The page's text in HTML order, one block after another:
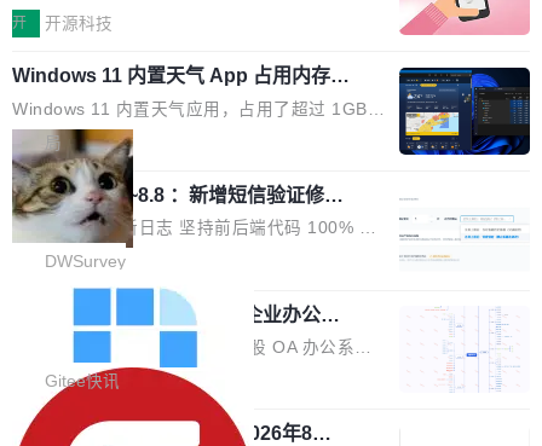
027 年初发布。 这个节点很微妙。Anthropic 刚
在 5 月发布了 Mythos 5...
Netty 之上，真正自研的 Java 实现几乎没有。
级 Java 网络应用框架，核心基于 JDK 原生 NI
O 构建 Reactor 多路复用模型，不依赖 Netty、
Tomcat 等任何第三方网络库。其 HTTP/2 协议
栈从 HPACK、Huffman 到 ALPN 均为自主实
现，在基准测试中与 Un...
项目展在北京中关村举办。本次活动由星连资
业、学术、投资人士，集中展出近百项覆盖AI芯
片、算力、模型、应用全链条创新项目，聚焦AI
技术产业化落地与资本对接，呈现当前国内AI前
沿技术突破与商业化最新进展。 活动围绕AI学术
研究与产业落地融合展开多维度研讨。星连资本
创始合伙人张鸣晨表示，AI产业化是长期产融结
合过程，早期优质技术项目需持续资本与产业资
者、产业专家、投资人围绕AI前沿技术瓶颈、行
业固有认知重构等议题展开跨界对话，聚焦行业
真实痛点与突破方向...
开 开源科技
Windows 11 内置天气 App 占用内存超
过 1GB
Windows 11 内置天气应用，占用了超过 1GB
内存。 Notebookcheck 的测试发现这个数字
时，反复确认了多次。不是 100MB，不是 500
MB，是 1 个 G。一个显示天气的应用。 Windo
ws 内置应用臃肿早就是老话题了，但一款天气
应用占用内存就超过 1G 还是过于离谱——问题
个嵌在 Edge WebView 里的网页。它不是一个
「应用」，它是一个运行在浏览器引擎里的网
页，外面套了一层 Windows 的壳。 WebView2
本身就是个内存大户。它加载了完整的 Edge 渲
染引擎，包括 JavaScript 引擎...
局
调问更新7.26~8.8 ：新增短信验证修
改，考试能力升级
DWSurvey 更新日志 坚持前后端代码 100% 开
源助力企业建设自主可控的问卷调研系统 官网地
址www.diaowen.net ➔ 源码下载Gitee 仓库 ➔
本次更新新增短信验证修改已答问卷功能，提升
答卷安全性；同时升级考试能力，完善填空题判
分、防切屏等功能体验，并优化多项产品细节，
提升整体使用体验。 新增功能 01. 新增验证手
机号后查看、修改已答问卷功能 02. 新增填空题
DWSurvey
勾股 OA v6.0.2 已经发布，企业办公系
勾股 OA v6.0.2 已经发布。 勾股 OA 办公系统
是一款简单实用的开源的企业办公系统。系统集
成了系统设置、附件管理、人事管理、行政管
理、消息管理、资产管理、企业公告、知识网
Gitee快讯
942亿赛道如何选对伙伴？2026年8月G